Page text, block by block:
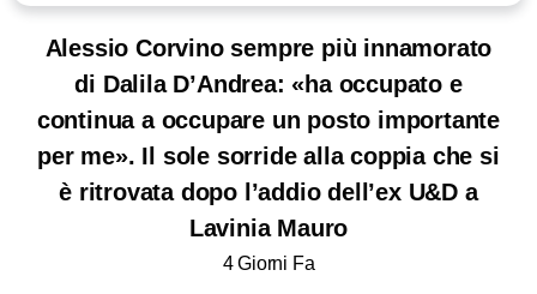
Alessio Corvino sempre più innamorato
di Dalila D’Andrea: «ha occupato e
continua a occupare un posto importante
per me». Il sole sorride alla coppia che si
è ritrovata dopo l’addio dell’ex U&D a
Lavinia Mauro
4 Giorni Fa